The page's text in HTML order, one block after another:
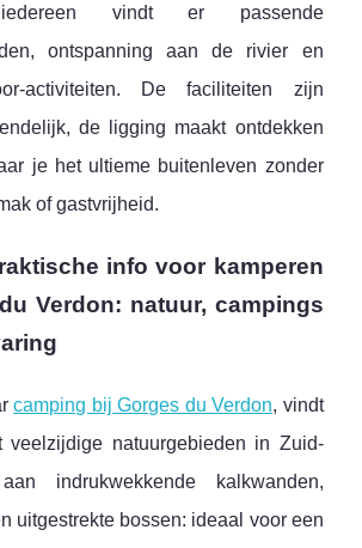
iedereen vindt er passende
ontspanning aan de rivier en
activiteiten. De faciliteiten zijn
de ligging maakt ontdekken
je het ultieme buitenleven zonder
of gastvrijheid.
info voor kamperen
Verdon: natuur, campings
camping bij Gorges du Verdon, vindt
natuurgebieden in Zuid-
indrukwekkende kalkwanden,
uitgestrekte bossen: ideaal voor een